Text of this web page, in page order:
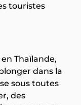
touristes
Thaïlande,
dans la
sous toutes
des